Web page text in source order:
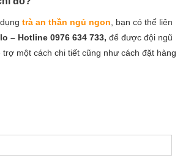
trà an thần ngủ ngon , bạn có thể liên
– Hotline 0976 634 733, để được đội ngũ
một cách chi tiết cũng như cách đặt hàng